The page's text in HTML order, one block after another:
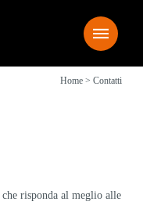
Home >Contatti
risponda al meglio alle